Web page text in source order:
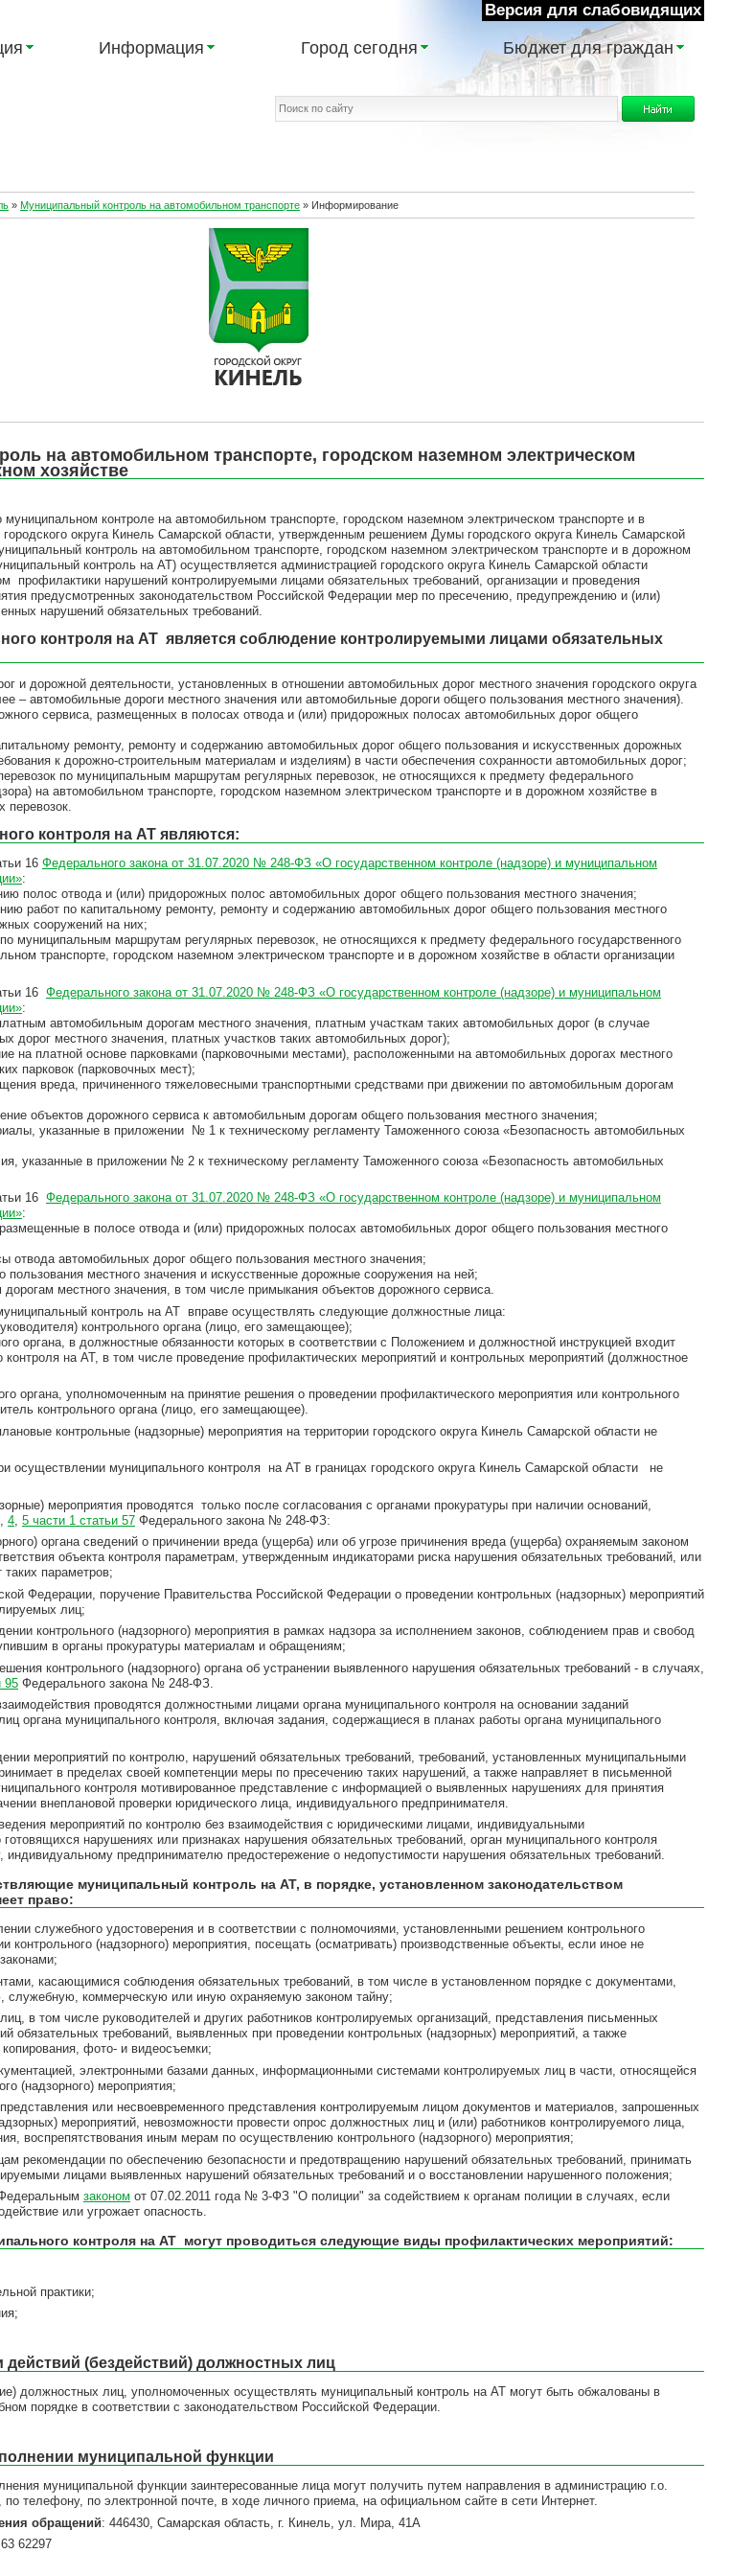
Версия для слабовидящих
Информация Город сегодня Бюджет для граждан
» Муниципальный контроль на автомобильном транспорте » Информирование
на автомобильном транспорте, городском наземном электрическом
хозяйстве
контроле на автомобильном транспорте, городском наземном электрическом транспорте и в
округа Кинель Самарской области, утвержденным решением Думы городского округа Кинель Самарской
контроль на автомобильном транспорте, городском наземном электрическом транспорте и в дорожном
контроль на АТ) осуществляется администрацией городского округа Кинель Самарской области
профилактики нарушений контролируемыми лицами обязательных требований, организации и проведения
предусмотренных законодательством Российской Федерации мер по пресечению, предупреждению и (или)
нарушений обязательных требований.
контроля на АТ является соблюдение контролируемыми лицами обязательных
и дорожной деятельности, установленных в отношении автомобильных дорог местного значения городского округа
– автомобильные дороги местного значения или автомобильные дороги общего пользования местного значения).
сервиса, размещенных в полосах отвода и (или) придорожных полосах автомобильных дорог общего
ремонту, ремонту и содержанию автомобильных дорог общего пользования и искусственных дорожных
к дорожно-строительным материалам и изделиям) в части обеспечения сохранности автомобильных дорог;
по муниципальным маршрутам регулярных перевозок, не относящихся к предмету федерального
на автомобильном транспорте, городском наземном электрическом транспорте и в дорожном хозяйстве в
перевозок.
контроля на АТ являются:
16 Федерального закона от 31.07.2020 № 248-ФЗ «О государственном контроле (надзоре) и муниципальном
:
полос отвода и (или) придорожных полос автомобильных дорог общего пользования местного значения;
работ по капитальному ремонту, ремонту и содержанию автомобильных дорог общего пользования местного
сооружений на них;
муниципальным маршрутам регулярных перевозок, не относящихся к предмету федерального государственного
транспорте, городском наземном электрическом транспорте и в дорожном хозяйстве в области организации
16 Федерального закона от 31.07.2020 № 248-ФЗ «О государственном контроле (надзоре) и муниципальном
:
автомобильным дорогам местного значения, платным участкам таких автомобильных дорог (в случае
дорог местного значения, платных участков таких автомобильных дорог);
на платной основе парковками (парковочными местами), расположенными на автомобильных дорогах местного
парковок (парковочных мест);
вреда, причиненного тяжеловесными транспортными средствами при движении по автомобильным дорогам
объектов дорожного сервиса к автомобильным дорогам общего пользования местного значения;
указанные в приложении № 1 к техническому регламенту Таможенного союза «Безопасность автомобильных
указанные в приложении № 2 к техническому регламенту Таможенного союза «Безопасность автомобильных
16 Федерального закона от 31.07.2020 № 248-ФЗ «О государственном контроле (надзоре) и муниципальном
:
в полосе отвода и (или) придорожных полосах автомобильных дорог общего пользования местного
отвода автомобильных дорог общего пользования местного значения;
пользования местного значения и искусственные дорожные сооружения на ней;
местного значения, в том числе примыкания объектов дорожного сервиса.
контроль на АТ вправе осуществлять следующие должностные лица:
контрольного органа (лицо, его замещающее);
органа, в должностные обязанности которых в соответствии с Положением и должностной инструкцией входит
на АТ, в том числе проведение профилактических мероприятий и контрольных мероприятий (должностное
органа, уполномоченным на принятие решения о проведении профилактического мероприятия или контрольного
контрольного органа (лицо, его замещающее).
контрольные (надзорные) мероприятия на территории городского округа Кинель Самарской области не
осуществлении муниципального контроля на АТ в границах городского округа Кинель Самарской области не
мероприятия проводятся только после согласования с органами прокуратуры при наличии оснований,
4 5 части 1 статьи 57 Федерального закона № 248-ФЗ:
органа сведений о причинении вреда (ущерба) или об угрозе причинения вреда (ущерба) охраняемым законом
объекта контроля параметрам, утвержденным индикаторами риска нарушения обязательных требований, или
таких параметров;
Федерации, поручение Правительства Российской Федерации о проведении контрольных (надзорных) мероприятий
лиц;
контрольного (надзорного) мероприятия в рамках надзора за исполнением законов, соблюдением прав и свобод
в органы прокуратуры материалам и обращениям;
контрольного (надзорного) органа об устранении выявленного нарушения обязательных требований - в случаях,
95 Федерального закона № 248-ФЗ.
проводятся должностными лицами органа муниципального контроля на основании заданий
органа муниципального контроля, включая задания, содержащиеся в планах работы органа муниципального
мероприятий по контролю, нарушений обязательных требований, требований, установленных муниципальными
в пределах своей компетенции меры по пресечению таких нарушений, а также направляет в письменной
контроля мотивированное представление с информацией о выявленных нарушениях для принятия
внеплановой проверки юридического лица, индивидуального предпринимателя.
мероприятий по контролю без взаимодействия с юридическими лицами, индивидуальными
нарушениях или признаках нарушения обязательных требований, орган муниципального контроля
индивидуальному предпринимателю предостережение о недопустимости нарушения обязательных требований.
муниципальный контроль на АТ, в порядке, установленном законодательством
право:
служебного удостоверения и в соответствии с полномочиями, установленными решением контрольного
контрольного (надзорного) мероприятия, посещать (осматривать) производственные объекты, если иное не
касающимися соблюдения обязательных требований, в том числе в установленном порядке с документами,
служебную, коммерческую или иную охраняемую законом тайну;
в том числе руководителей и других работников контролируемых организаций, представления письменных
обязательных требований, выявленных при проведении контрольных (надзорных) мероприятий, а также
фото- и видеосъемки;
электронными базами данных, информационными системами контролируемых лиц в части, относящейся
(надзорного) мероприятия;
или несвоевременного представления контролируемым лицом документов и материалов, запрошенных
мероприятий, невозможности провести опрос должностных лиц и (или) работников контролируемого лица,
воспрепятствования иным мерам по осуществлению контрольного (надзорного) мероприятия;
рекомендации по обеспечению безопасности и предотвращению нарушений обязательных требований, принимать
лицами выявленных нарушений обязательных требований и о восстановлении нарушенного положения;
законом от 07.02.2011 года № 3-ФЗ "О полиции" за содействием к органам полиции в случаях, если
или угрожает опасность.
контроля на АТ могут проводиться следующие виды профилактических мероприятий:
практики;
(бездействий) должностных лиц
должностных лиц, уполномоченных осуществлять муниципальный контроль на АТ могут быть обжалованы в
порядке в соответствии с законодательством Российской Федерации.
муниципальной функции
муниципальной функции заинтересованные лица могут получить путем направления в администрацию г.о.
телефону, по электронной почте, в ходе личного приема, на официальном сайте в сети Интернет.
обращений: 446430, Самарская область, г. Кинель, ул. Мира, 41А
62297